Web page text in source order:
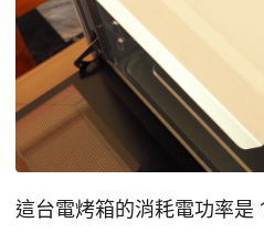
這台電烤箱的消耗電功率是